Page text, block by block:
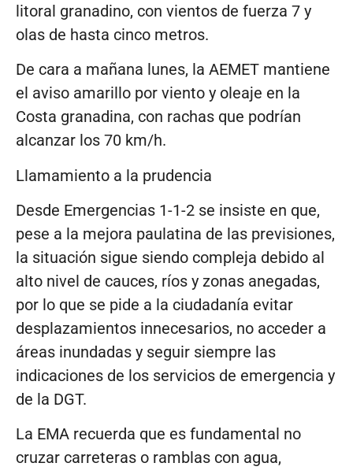
litoral granadino, con vientos de fuerza 7 y
olas de hasta cinco metros.
De cara a mañana lunes, la AEMET mantiene
el aviso amarillo por viento y oleaje en la
Costa granadina, con rachas que podrían
alcanzar los 70 km/h.
Llamamiento a la prudencia
Desde Emergencias 1-1-2 se insiste en que,
pese a la mejora paulatina de las previsiones,
la situación sigue siendo compleja debido al
alto nivel de cauces, ríos y zonas anegadas,
por lo que se pide a la ciudadanía evitar
desplazamientos innecesarios, no acceder a
áreas inundadas y seguir siempre las
indicaciones de los servicios de emergencia y
de la DGT.
La EMA recuerda que es fundamental no
cruzar carreteras o ramblas con agua,